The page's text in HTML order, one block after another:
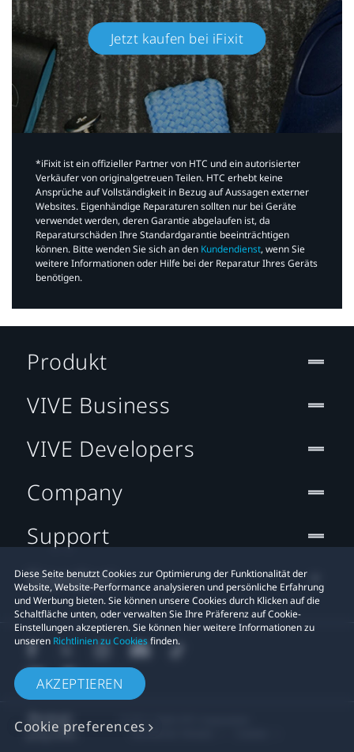
Jetzt kaufen bei iFixit​
*iFixit ist ein offizieller Partner von HTC und ein autorisierter
Verkäufer von originalgetreuen Teilen. HTC erhebt keine
Ansprüche auf Vollständigkeit in Bezug auf Aussagen externer
Websites. Eigenhändige Reparaturen sollten nur bei Geräte
verwendet werden, deren Garantie abgelaufen ist, da
Reparaturschäden Ihre Standardgarantie beeinträchtigen
können. Bitte wenden Sie sich an den Kundendienst, wenn Sie
weitere Informationen oder Hilfe bei der Reparatur Ihres Geräts
benötigen.​
Diese Seite benutzt Cookies zur Optimierung der Funktionalität der
Website, Website-Performance analysieren und persönliche Erfahrung
und Werbung bieten. Sie können unsere Cookies durch Klicken auf die
Schaltfläche unten, oder verwalten Sie Ihre Präferenz auf Cookie-
Einstellungen akzeptieren. Sie können hier weitere Informationen zu
unseren Richtlinien zu Cookiesfinden.
AKZEPTIEREN
Cookie preferences
Produkt
VIVE Business
VIVE Developers
Company
Support
Standort
Rechtlicher Hinweis